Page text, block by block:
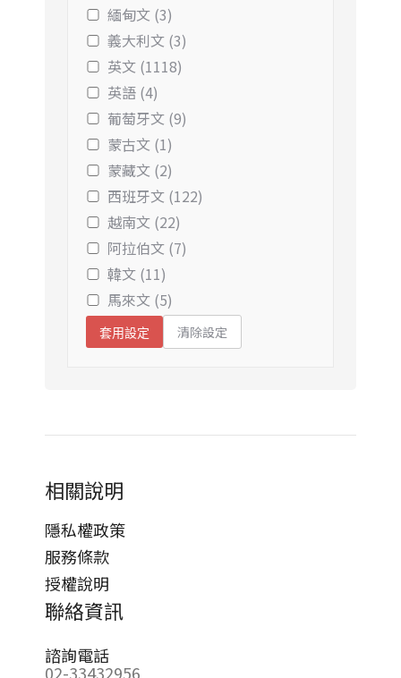
緬甸文 (3)
義大利文 (3)
英文 (1118)
英語 (4)
葡萄牙文 (9)
蒙古文 (1)
蒙藏文 (2)
西班牙文 (122)
越南文 (22)
阿拉伯文 (7)
韓文 (11)
馬來文 (5)
套用設定 清除設定
相關說明
隱私權政策
服務條款
授權說明
聯絡資訊
諮詢電話
02-33432956